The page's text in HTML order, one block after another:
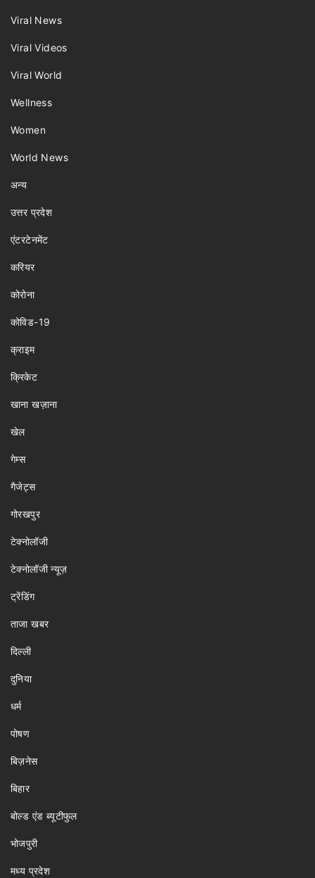
Viral News
Viral Videos
Viral World
Wellness
Women
World News
अन्य
उत्तर प्रदेश
एंटरटेनमेंट
करियर
कोरोना
कोविड-19
क्राइम
क्रिकेट
खाना खज़ाना
खेल
गेम्स
गैजेट्स
गोरखपुर
टेक्नोलॉजी
टेक्नोलॉजी न्यूज़
ट्रेंडिंग
ताजा खबर
दिल्ली
दुनिया
धर्म
पोषण
बिज़नेस
बिहार
बोल्ड एंड ब्यूटीफुल
भोजपुरी
मध्य प्रदेश